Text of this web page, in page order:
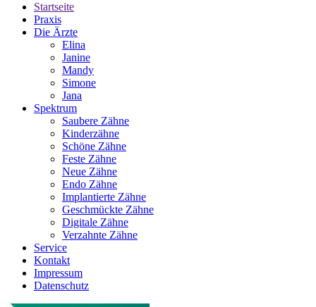
Startseite
Praxis
Die Ärzte
Elina
Janine
Mandy
Simone
Jana
Spektrum
Saubere Zähne
Kinderzähne
Schöne Zähne
Feste Zähne
Neue Zähne
Endo Zähne
Implantierte Zähne
Geschmückte Zähne
Digitale Zähne
Verzahnte Zähne
Service
Kontakt
Impressum
Datenschutz